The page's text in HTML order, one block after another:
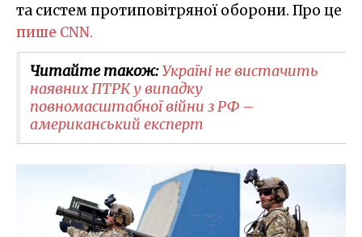
та систем протиповітряної оборони. Про це
пише CNN.
Читайте також:Україні не вистачить
наявних ПТРК у випадку
повномасштабної війни з РФ –
американський експерт